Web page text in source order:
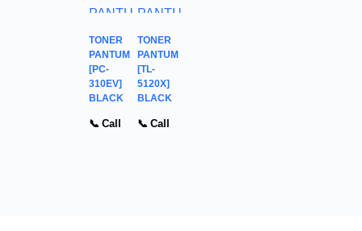
TONER
PANTUM
[PC-
310EV]
BLACK
📞 Call
TONER
PANTUM
[TL-
5120X]
BLACK
📞 Call